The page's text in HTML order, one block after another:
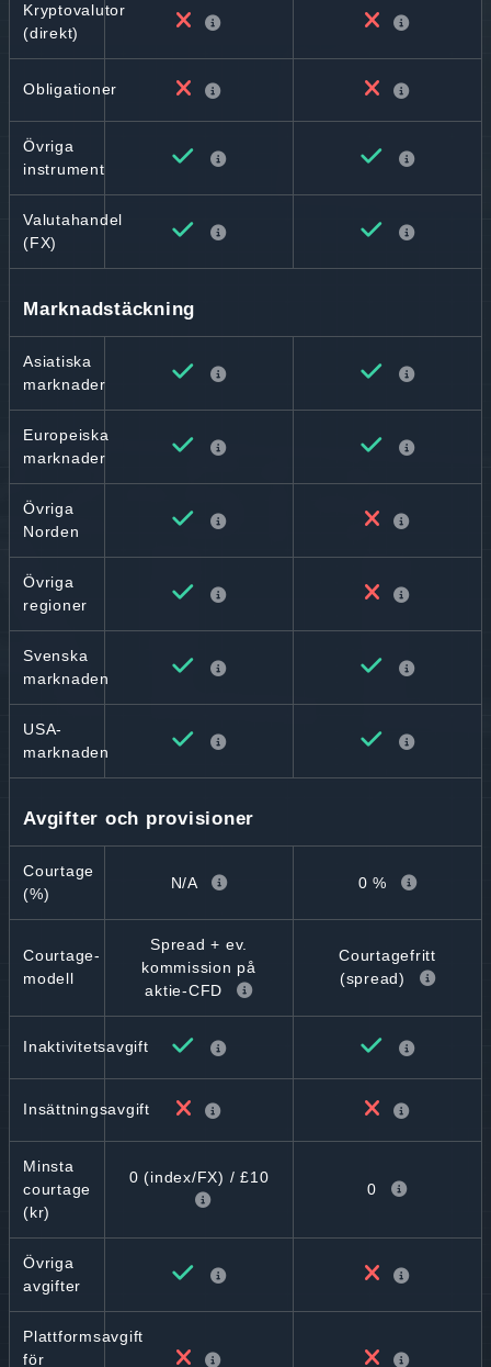
Kryptovalutor
(direkt)
Obligationer
Övriga
instrument
Valutahandel
(FX)
Marknadstäckning
Asiatiska
marknader
Europeiska
marknader
Övriga
Norden
Övriga
regioner
Svenska
marknaden
USA-
marknaden
Avgifter och provisioner
Courtage
(%)
N/A 0 %
Courtage-
modell
Spread + ev.
kommission på
aktie-CFD
Courtagefritt
(spread)
Inaktivitetsavgift
Insättningsavgift
Minsta
courtage
(kr)
0 (index/FX) / £10
0
Övriga
avgifter
Plattformsavgift
för